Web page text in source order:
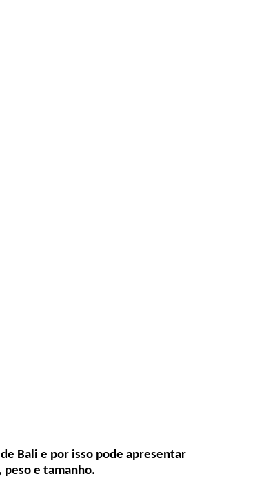
Bali e por isso pode apresentar
e tamanho.